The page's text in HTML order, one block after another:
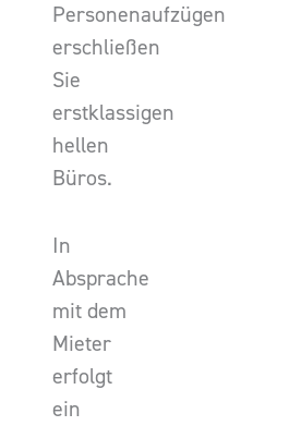
Personenaufzügen
erschließen
Sie
erstklassigen
hellen
Büros.
In
Absprache
mit dem
Mieter
erfolgt
ein